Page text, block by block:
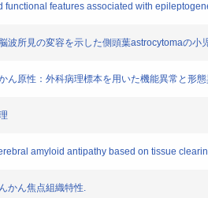
functional features associated with
波所見の変容を示した側頭葉astrocytomaの小
ん原性：外科病理標本を用いた機能異常と形
amyloid antipathy based on tissue
かん焦点組織特性.